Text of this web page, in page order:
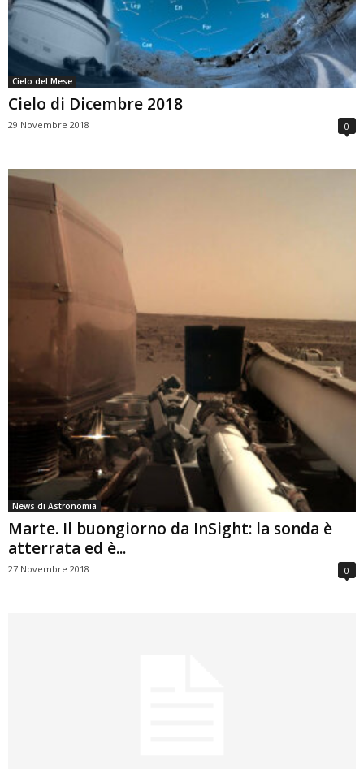
Cielo del Mese
Cielo di Dicembre 2018
29 Novembre 2018 0
News di Astronomia
Marte. Il buongiorno da InSight: la sonda è
atterrata ed è...
27 Novembre 2018 0